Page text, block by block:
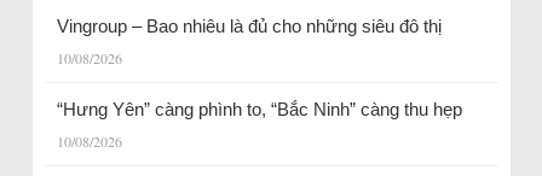
Vingroup – Bao nhiêu là đủ cho những siêu đô thị
10/08/2026
“Hưng Yên” càng phình to, “Bắc Ninh” càng thu hẹp
10/08/2026